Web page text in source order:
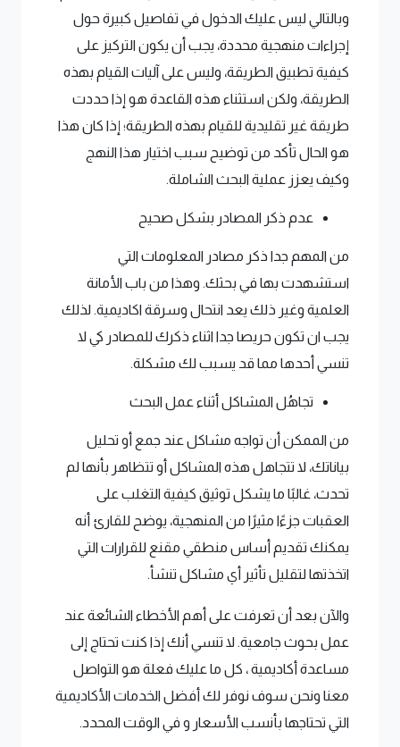
وبالتالي ليس عليك الدخول في تفاصيل كبيرة حول
إجراءات منهجية محددة، يجب أن يكون التركيز على
كيفية تطبيق الطريقة، وليس على آليات القيام بهذه
الطريقة، ولكن استثناء هذه القاعدة هو إذا حددت
طريقة غير تقليدية للقيام بهذه الطريقة؛ إذا كان هذا
هو الحال تأكد من توضيح سبب اختيار هذا النهج
وكيف يعزز عملية البحث الشاملة.
عدم ذكر المصادر بشكل صحيح
من المهم جدا ذكر مصادر المعلومات التي
استشهدت بها في بحثك. وهذا من باب الأمانة
العلمية وغير ذلك يعد انتحال وسرقة اكاديمية. لذلك
يجب ان تكون حريصا جدا اثناء ذكرك للمصادر كي لا
تنسي أحدها مما قد يسبب لك مشكلة.
تجاهُل المشاكل أثناء عمل البحث
من الممكن أن تواجه مشاكل عند جمع أو تحليل
بياناتك، لا تتجاهل هذه المشاكل أو تتظاهر بأنها لم
تحدث، غالبًا ما يشكل توثيق كيفية التغلب على
العقبات جزءًا مثيرًا من المنهجية، يوضح للقارئ أنه
يمكنك تقديم أساس منطقي مقنع للقرارات التي
اتخذتها لتقليل تأثير أي مشاكل تنشأ.
والآن بعد أن تعرفت على أهم الأخطاء الشائعة عند
عمل بحوث جامعية. لا تنسي أنك إذا كنت تحتاج إلى
مساعدة أكاديمية ، كل ما عليك فعلة هو التواصل
معنا ونحن سوف نوفر لك أفضل الخدمات الأكاديمية
التي تحتاجها بأنسب الأسعار و في الوقت المحدد.